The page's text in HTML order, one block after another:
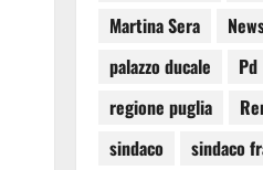
Martina Sera
palazzo ducale
Pd
regione puglia
sindaco
sindaco